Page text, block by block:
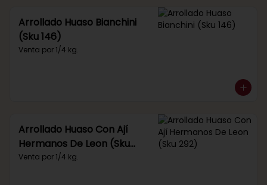
Arrollado Huaso Bianchini
(Sku 146)
Venta por 1/4 kg.
Arrollado Huaso Con Ají
Hermanos De Leon (Sku
292)
Venta por 1/4 kg.